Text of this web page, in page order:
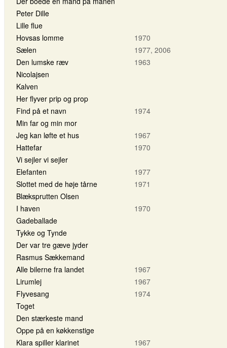
Peter Dille
Lille flue
Hovsas lomme
1970
Sælen
1977, 2006
Den lumske ræv
1963
Nicolajsen
Kalven
Her flyver prip og prop
Find på et navn
1974
Min far og min mor
Jeg kan løfte et hus
1967
Hattefar
1970
Vi sejler vi sejler
Elefanten
1977
Slottet med de høje tårne
1971
Blæksprutten Olsen
I haven
1970
Gadeballade
Tykke og Tynde
Der var tre gæve jyder
Rasmus Sækkemand
Alle bilerne fra landet
1967
Lirumlej
1967
Flyvesang
1974
Toget
Den stærkeste mand
Oppe på en køkkenstige
Klara spiller klarinet
1967